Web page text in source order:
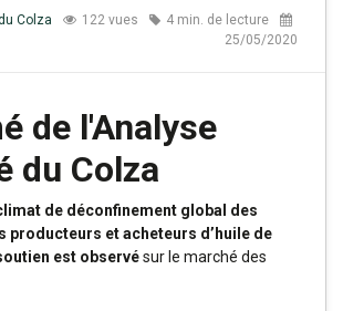
Colza 122 vues
4 min. de lecture
25/05/2020
de l'Analyse
du Colza
de déconfinement global des
producteurs et acheteurs d’huile de
est observésur le marché des